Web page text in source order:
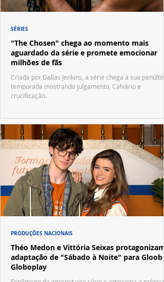
"The Chosen" chega ao momento mais
aguardado da série e promete emocionar
milhões de fãs
Criada por Dallas Jenkins, a série chega à sua
temporada mostrando julgamento, Calvário e
crucificação.
SÉRIES
Théo Medon e Vittória Seixas protagonizam
adaptação de "Sábado à Noite" para Gloob e
Globoplay
PRODUÇÕES NACIONAIS